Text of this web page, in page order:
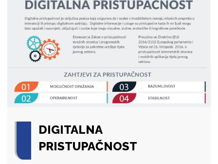
DIGITALNA
PRISTUPAČNOST